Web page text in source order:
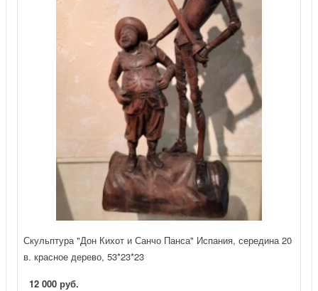
Скульптура "Дон Кихот и Санчо Панса" Испания, середина 20
в. красное дерево, 53*23*23
12 000 руб.